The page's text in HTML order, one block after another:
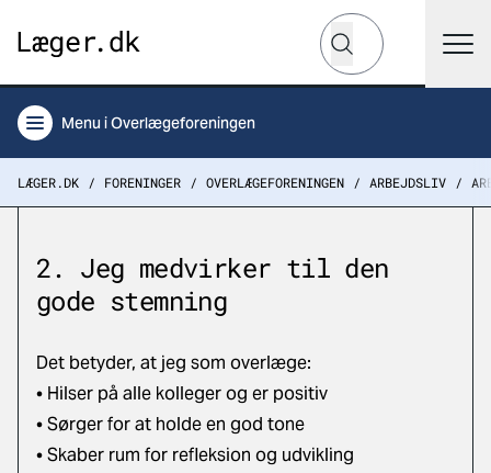
Hvad leder du efter?
Søg
Menu i Overlægeforeningen
LÆGER.DK FORENINGER OVERLÆGEFORENINGEN ARBEJDSLIV
2. Jeg medvirker til den
gode stemning
Det betyder, at jeg som overlæge:
• Hilser på alle kolleger og er positiv
• Sørger for at holde en god tone
• Skaber rum for refleksion og udvikling